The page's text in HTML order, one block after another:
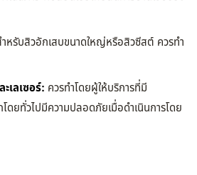
หรับสิวอักเสบขนาดใหญ่หรือสิวซีสต์ ควรทำ
เลเซอร์: ควรทำโดยผู้ให้บริการที่มี
ดยทั่วไปมีความปลอดภัยเมื่อดำเนินการโดย